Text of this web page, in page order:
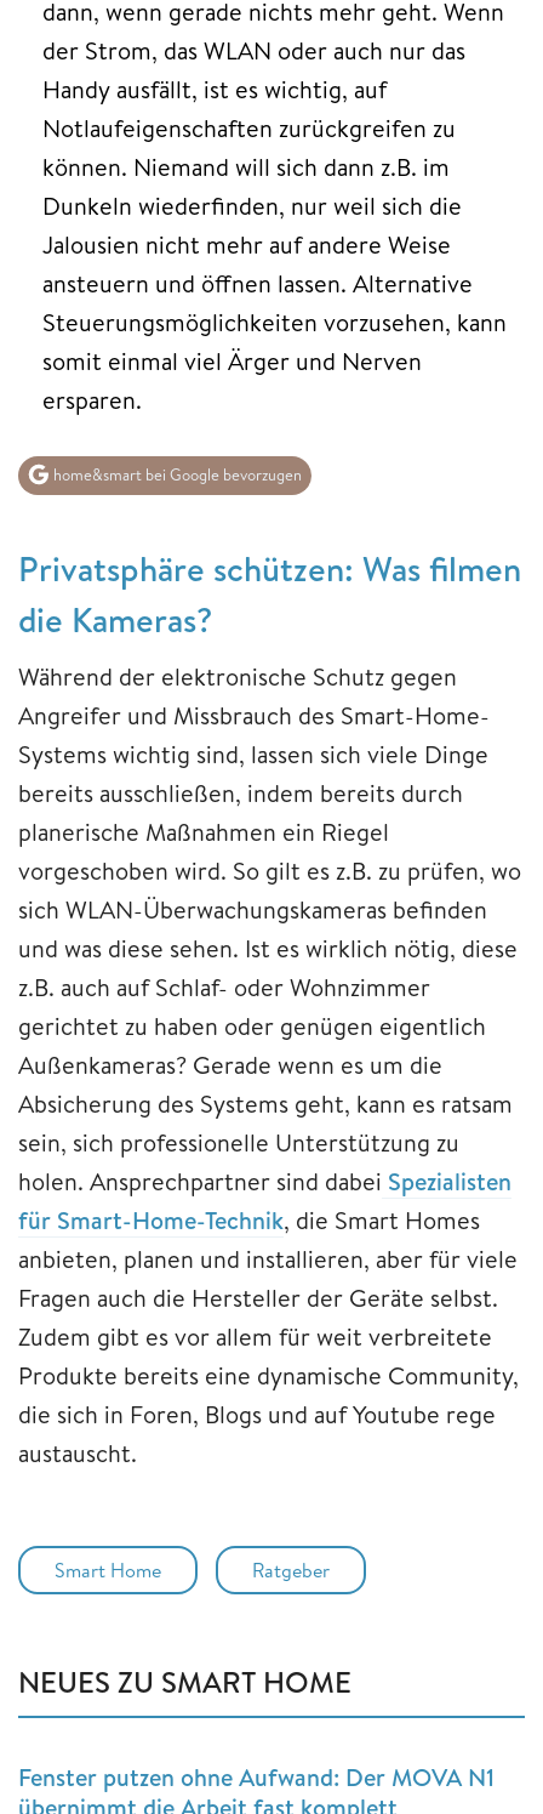
dann, wenn gerade nichts mehr geht. Wenn
der Strom, das WLAN oder auch nur das
Handy ausfällt, ist es wichtig, auf
Notlaufeigenschaften zurückgreifen zu
können. Niemand will sich dann z.B. im
Dunkeln wiederfinden, nur weil sich die
Jalousien nicht mehr auf andere Weise
ansteuern und öffnen lassen. Alternative
Steuerungsmöglichkeiten vorzusehen, kann
somit einmal viel Ärger und Nerven
ersparen.
home&smart bei Google bevorzugen
Privatsphäre schützen: Was filmen
die Kameras?
Während der elektronische Schutz gegen
Angreifer und Missbrauch des Smart-Home-
Systems wichtig sind, lassen sich viele Dinge
bereits ausschließen, indem bereits durch
planerische Maßnahmen ein Riegel
vorgeschoben wird. So gilt es z.B. zu prüfen, wo
sich WLAN-Überwachungskameras befinden
und was diese sehen. Ist es wirklich nötig, diese
z.B. auch auf Schlaf- oder Wohnzimmer
gerichtet zu haben oder genügen eigentlich
Außenkameras? Gerade wenn es um die
Absicherung des Systems geht, kann es ratsam
sein, sich professionelle Unterstützung zu
holen. Ansprechpartner sind dabei Spezialisten
für Smart-Home-Technik, die Smart Homes
anbieten, planen und installieren, aber für viele
Fragen auch die Hersteller der Geräte selbst.
Zudem gibt es vor allem für weit verbreitete
Produkte bereits eine dynamische Community,
die sich in Foren, Blogs und auf Youtube rege
austauscht.
Smart Home Ratgeber
NEUES ZU SMART HOME
Fenster putzen ohne Aufwand: Der MOVA N1